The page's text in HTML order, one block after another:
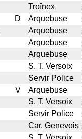
Troînex
D Arquebuse
Arquebuse
Arquebuse
Arquebuse
S. T. Versoix
Servir Police
V Arquebuse
S. T. Versoix
Servir Police
Car. Genevois